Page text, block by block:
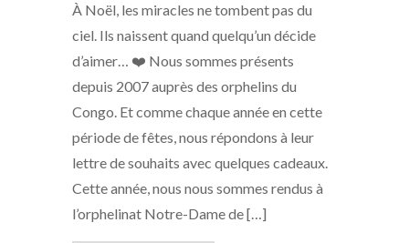
À Noël, les miracles ne tombent pas du
ciel. Ils naissent quand quelqu’un décide
d’aimer… ❤️ Nous sommes présents
depuis 2007 auprès des orphelins du
Congo. Et comme chaque année en cette
période de fêtes, nous répondons à leur
lettre de souhaits avec quelques cadeaux.
Cette année, nous nous sommes rendus à
l’orphelinat Notre-Dame de […]